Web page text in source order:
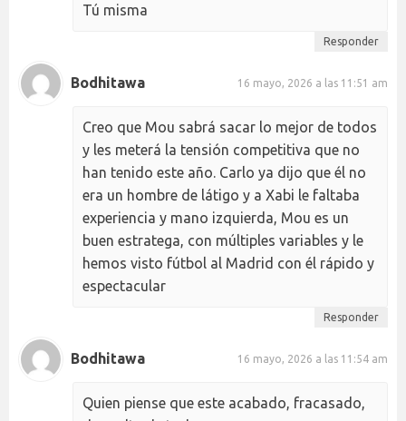
Tú misma
Responder
Bodhitawa 16 mayo, 2026 a las 11:51 am
Creo que Mou sabrá sacar lo mejor de todos
y les meterá la tensión competitiva que no
han tenido este año. Carlo ya dijo que él no
era un hombre de látigo y a Xabi le faltaba
experiencia y mano izquierda, Mou es un
buen estratega, con múltiples variables y le
hemos visto fútbol al Madrid con él rápido y
espectacular
Responder
Bodhitawa 16 mayo, 2026 a las 11:54 am
Quien piense que este acabado, fracasado,